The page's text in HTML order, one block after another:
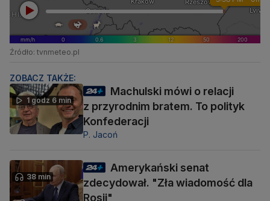
Źródło: tvnmeteo.pl
ZOBACZ TAKŻE:
1 godz 6 min
Machulski mówi o relacji
z przyrodnim bratem. To polityk
Konfederacji
P. Jacoń
38 min
Amerykański senat
zdecydował. "Zła wiadomość dla
Rosji"